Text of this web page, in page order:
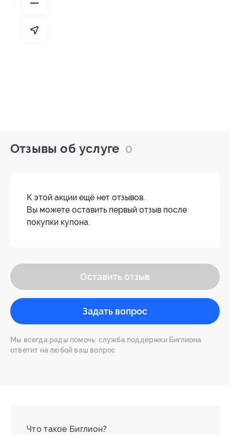
Отзывы об услуге 0
К этой акции ещё нет отзывов.
Вы можете оставить первый отзыв после
покупки купона.
Оставить отзыв
Задать вопрос
Мы всегда рады помочь: служба поддержки Биглиона
ответит на любой ваш вопрос
Что такое Биглион?